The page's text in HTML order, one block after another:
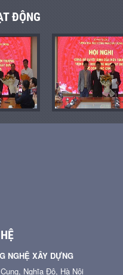
ĐỘNG
NGHỆ XÂY DỰNG
Nghĩa Đô, Hà Nội